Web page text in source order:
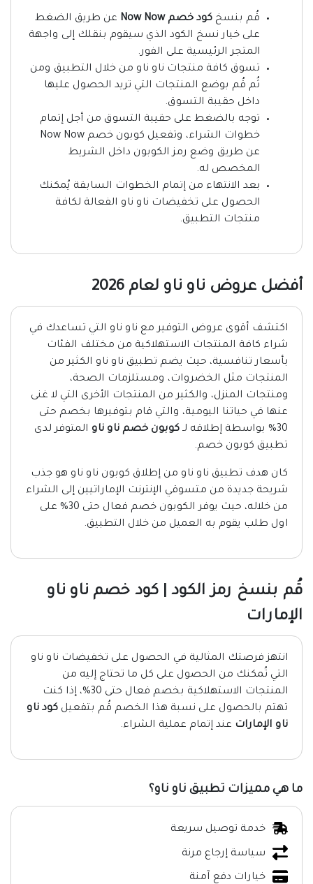
قُم بنسخ كود خصم Now Now
عن طريق الضغط
على خيار نسخ الكود الذي سيقوم بنقلك إلى واجهة
المتجر الرئيسية على الفور.
تسوق كافة منتجات ناو ناو من خلال التطبيق ومن
ثُم قُم بوضع المنتجات التي تريد الحصول عليها
داخل حقيبة التسوق.
توجه بالضغط على حقيبة التسوق من أجل إتمام
خطوات الشراء، وتفعيل كوبون خصم Now Now
عن طريق وضع رمز الكوبون داخل الشريط
المخصص له.
بعد الانتهاء من إتمام الخطوات السابقة يُمكنك
الحصول على تخفيضات ناو ناو الفعالة لكافة
منتجات التطبيق.
أفضل عروض ناو ناو لعام 2026
اكتشف أقوى عروض التوفير مع ناو ناو التي تساعدك في
شراء كافة المنتجات الاستهلاكية من مختلف الفئات
بأسعار تنافسية، حيث يضم تطبيق ناو ناو الكثير من
المنتجات مثل الخضروات، ومستلزمات الصحة،
ومنتجات المنزل، والكثير من المنتجات الأخرى التي لا غنى
عنها في حياتنا اليومية، والتي قام بتوفيرها بخصم حتى
30% بواسطة إطلاقه لـ
كوبون خصم ناو ناو المتوفر لدى
تطبيق كوبون خصم.
كان هدف تطبيق ناو ناو من إطلاق كوبون ناو ناو هو جذب
شريحة جديدة من متسوقي الإنترنت الإماراتيين إلى الشراء
من خلاله، حيث يوفر الكوبون خصم فعال حتى 30% على
اول طلب يقوم به العميل من خلال التطبيق.
قُم بنسخ رمز الكود | كود خصم ناو ناو
الإمارات
انتهز فرصتك المثالية في الحصول على تخفيضات ناو ناو
التي تُمكنك من الحصول على كل ما تحتاج إليه من
المنتجات الاستهلاكية بخصم فعال حتى 30%، إذا كنت
تهتم بالحصول على نسبة هذا الخصم قُم بتفعيل كود ناو
ناو الإمارات عند إتمام عملية الشراء.
ما هي مميزات تطبيق ناو ناو؟
خدمة توصيل سريعة
سياسة إرجاع مرنة
خيارات دفع آمنة